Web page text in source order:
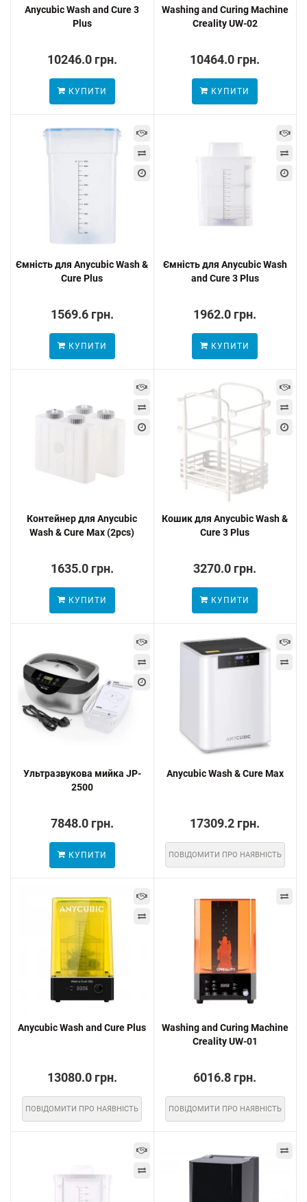
Anycubic Wash and Cure 3
Plus
10246.0 грн.
КУПИТИ
Washing and Curing Machine
Creality UW-02
10464.0 грн.
КУПИТИ
Ємність для Anycubic Wash &
Cure Plus
1569.6 грн.
КУПИТИ
Ємність для Anycubic Wash
and Cure 3 Plus
1962.0 грн.
КУПИТИ
Контейнер для Anycubic
Wash & Cure Max (2pcs)
1635.0 грн.
КУПИТИ
Кошик для Anycubic Wash &
Cure 3 Plus
3270.0 грн.
КУПИТИ
Ультразвукова мийка JP-
2500
7848.0 грн.
КУПИТИ
Anycubic Wash & Cure Max
17309.2 грн.
ПОВІДОМИТИ ПРО НАЯВНІСТЬ
Anycubic Wash and Cure Plus
13080.0 грн.
ПОВІДОМИТИ ПРО НАЯВНІСТЬ
Washing and Curing Machine
Creality UW-01
6016.8 грн.
ПОВІДОМИТИ ПРО НАЯВНІСТЬ